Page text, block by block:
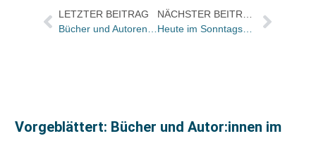
LETZTER BEITRAG
Vorgeblättert: Bücher und Autor:innen im